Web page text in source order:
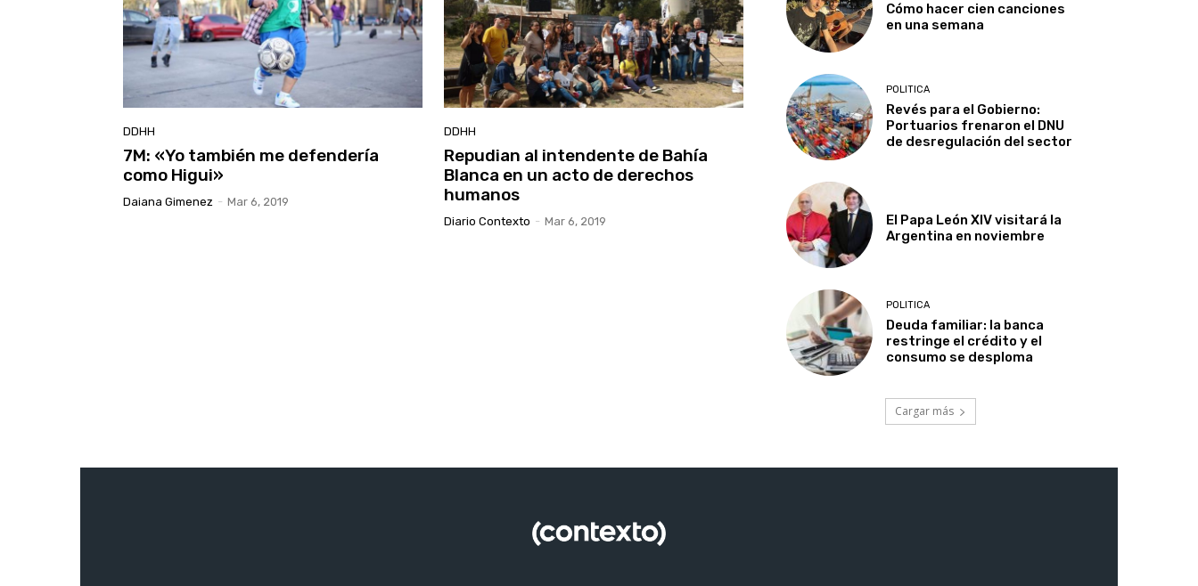
DDHH
7M: «Yo también me defendería
como Higui»
Daiana Gimenez - Mar 6, 2019
DDHH
Repudian al intendente de Bahía
Blanca en un acto de derechos
humanos
Diario Contexto - Mar 6, 2019
Cómo hacer cien canciones
en una semana
POLITICA
Revés para el Gobierno:
Portuarios frenaron el DNU
de desregulación del sector
El Papa León XIV visitará la
Argentina en noviembre
POLITICA
Deuda familiar: la banca
restringe el crédito y el
consumo se desploma
Cargar más